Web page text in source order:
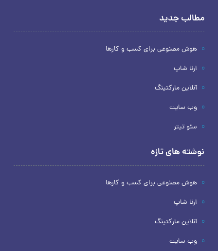
مطالب جدید
هوش مصنوعی برای کسب و کارها
ارنا شاپ
آنلاین مارکتینگ
وب سایت
سئو تیتر
نوشته های تازه
هوش مصنوعی برای کسب و کارها
ارنا شاپ
آنلاین مارکتینگ
وب سایت